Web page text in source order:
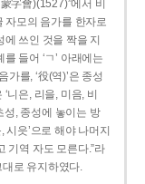
字會)(1527)”에서 비
자모의 음가를 한자로
쓰인 것을 짝을 지
들어 ‘ㄱ’ 아래에는
가를, ‘役(역)’은 종성
니은, 리을, 미음, 비
성, 종성에 놓이는 방
시읏’으로 해야 나머지
기역 자도 모른다.”라
로 유지하였다.